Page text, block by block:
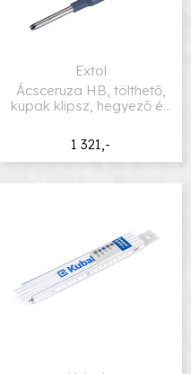
1 321,-
Extol
Ácsceruza HB, tölthető,
kupak klipsz, hegyező és